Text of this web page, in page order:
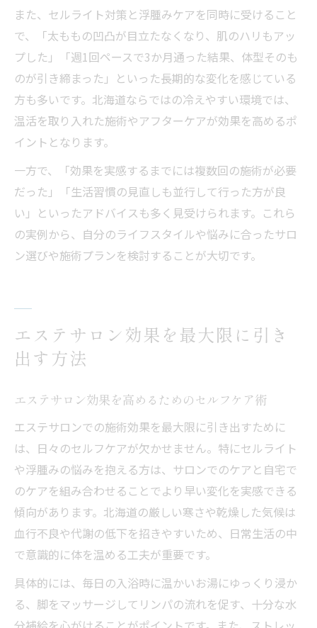
また、セルライト対策と浮腫みケアを同時に受けること
で、「太ももの凹凸が目立たなくなり、肌のハリもアッ
プした」「週1回ペースで3か月通った結果、体型そのも
のが引き締まった」といった長期的な変化を感じている
方も多いです。北海道ならではの冷えやすい環境では、
温活を取り入れた施術やアフターケアが効果を高めるポ
イントとなります。
一方で、「効果を実感するまでには複数回の施術が必要
だった」「生活習慣の見直しも並行して行った方が良
い」といったアドバイスも多く見受けられます。これら
の実例から、自分のライフスタイルや悩みに合ったサロ
ン選びや施術プランを検討することが大切です。
エステサロン効果を最大限に引き
出す方法
エステサロン効果を高めるためのセルフケア術
エステサロンでの施術効果を最大限に引き出すために
は、日々のセルフケアが欠かせません。特にセルライト
や浮腫みの悩みを抱える方は、サロンでのケアと自宅で
のケアを組み合わせることでより早い変化を実感できる
傾向があります。北海道の厳しい寒さや乾燥した気候は
血行不良や代謝の低下を招きやすいため、日常生活の中
で意識的に体を温める工夫が重要です。
具体的には、毎日の入浴時に温かいお湯にゆっくり浸か
る、脚をマッサージしてリンパの流れを促す、十分な水